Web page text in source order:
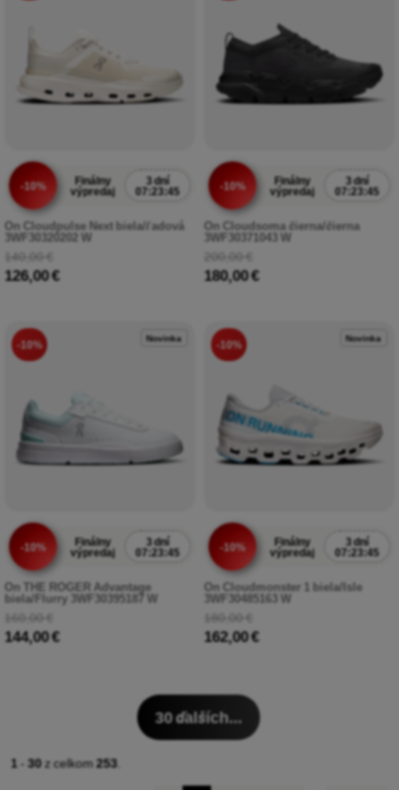
-10%
Finálny
výpredaj
3 dní
07:23:43
On Cloudpulse Next biela/ľadová
3WF30320202 W
140,00 €
126,00 €
-10%
Finálny
výpredaj
3 dní
07:23:43
On Cloudsoma čierna/čierna
3WF30371043 W
200,00 €
180,00 €
-10%
Novinka
-10%
Finálny
výpredaj
3 dní
07:23:43
On THE ROGER Advantage
biela/Flurry 3WF30395187 W
160,00 €
144,00 €
-10%
Novinka
-10%
Finálny
výpredaj
3 dní
07:23:43
On Cloudmonster 1 biela/Isle
3WF30485163 W
180,00 €
162,00 €
30ďalších...
1 - 30z celkom253